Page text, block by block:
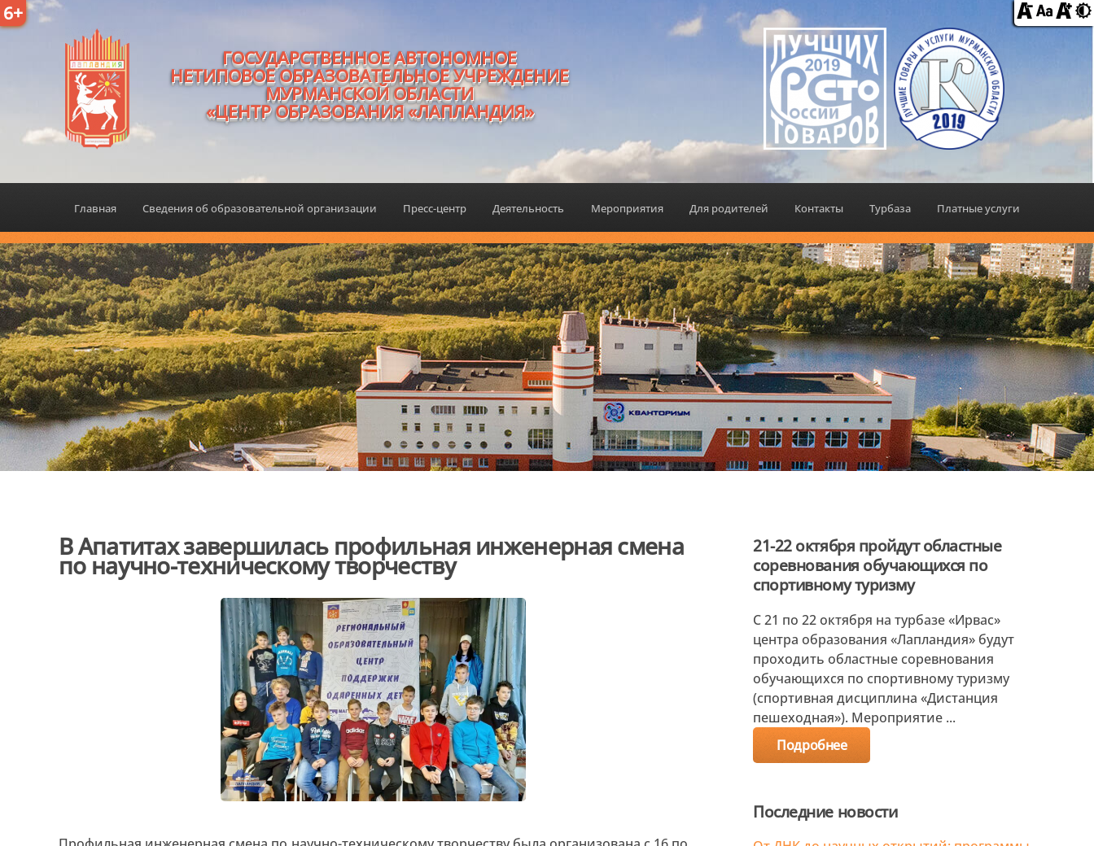
6+
ГОСУДАРСТВЕННОЕ АВТОНОМНОЕ
НЕТИПОВОЕ ОБРАЗОВАТЕЛЬНОЕ УЧРЕЖДЕНИЕ
МУРМАНСКОЙ ОБЛАСТИ
«ЦЕНТР ОБРАЗОВАНИЯ «ЛАПЛАНДИЯ»
Главная Сведения об образовательной организации Пресс-центр Деятельность Мероприятия Для родителей Контакты Турбаза Платные услуги
В Апатитах завершилась профильная инженерная смена
по научно-техническому творчеству
21-22 октября пройдут областные
соревнования обучающихся по
спортивному туризму
С 21 по 22 октября на турбазе «Ирвас»
центра образования «Лапландия» будут
проходить областные соревнования
обучающихся по спортивному туризму
(спортивная дисциплина «Дистанция
пешеходная»). Мероприятие ...
Подробнее
Последние новости